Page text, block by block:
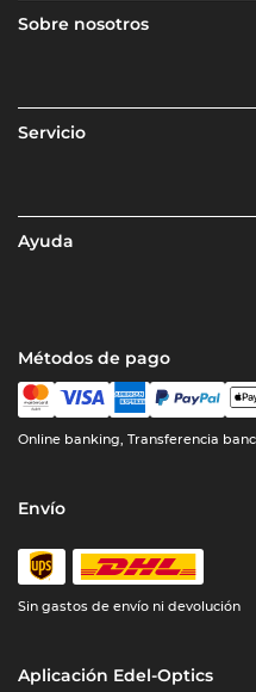
Sobre nosotros
Servicio
Ayuda
Métodos de pago
Online banking, Transferencia
Envío
Sin gastos de envío ni devolución
Aplicación Edel-Optics